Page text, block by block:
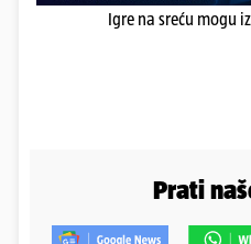
Igre na sreću mogu
Prati